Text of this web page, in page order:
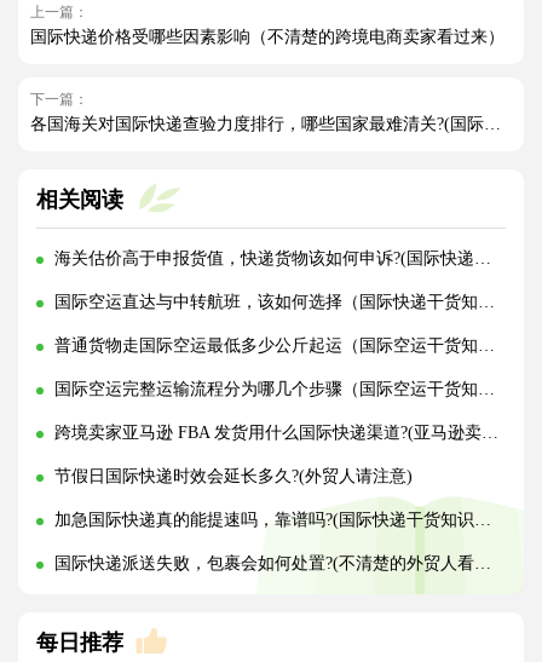
上一篇：
国际快递价格受哪些因素影响（不清楚的跨境电商卖家看过来）
下一篇：
各国海关对国际快递查验力度排行，哪些国家最难清关?(国际快递干货知识分享)
相关阅读
海关估价高于申报货值，快递货物该如何申诉?(国际快递干货知识分享)
国际空运直达与中转航班，该如何选择（国际快递干货知识分享）
普通货物走国际空运最低多少公斤起运（国际空运干货知识分享）
国际空运完整运输流程分为哪几个步骤（国际空运干货知识分享）
跨境卖家亚马逊 FBA 发货用什么国际快递渠道?(亚马逊卖家必看篇)
节假日国际快递时效会延长多久?(外贸人请注意)
加急国际快递真的能提速吗，靠谱吗?(国际快递干货知识分享)
国际快递派送失败，包裹会如何处置?(不清楚的外贸人看过来)
每日推荐